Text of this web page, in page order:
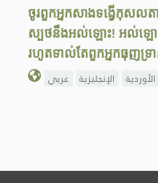
ចូរពួកអ្នកសាងទង្វើកុសល
ស្បថនឹងអល់ឡោះ! អល់ឡោ
រហូតទាល់តែពួកអ្នកធុញទ្រ
عربي الإنجليزية الأوردية